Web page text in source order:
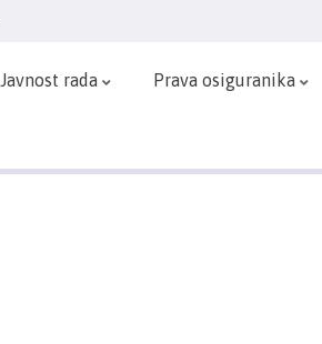
Javnost rada Prava osiguranika